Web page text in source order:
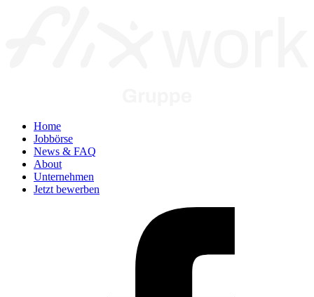
Home
Jobbörse
News & FAQ
About
Unternehmen
Jetzt bewerben